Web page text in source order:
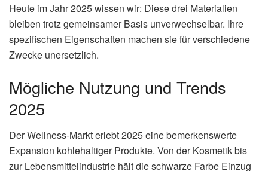
Heute im Jahr 2025 wissen wir: Diese drei Materialien
bleiben trotz gemeinsamer Basis unverwechselbar. Ihre
spezifischen Eigenschaften machen sie für verschiedene
Zwecke unersetzlich.
Mögliche Nutzung und Trends
2025
Der Wellness-Markt erlebt 2025 eine bemerkenswerte
Expansion kohlehaltiger Produkte. Von der Kosmetik bis
zur Lebensmittelindustrie hält die schwarze Farbe Einzug